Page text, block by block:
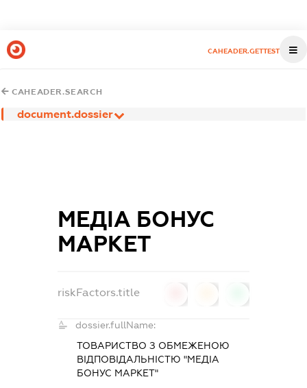
CAHEADER.GETTEST
CAHEADER.SEARCH
document.dossier
МЕДІА БОНУС
МАРКЕТ
riskFactors.title
dossier.fullName:
ТОВАРИСТВО З ОБМЕЖЕНОЮ
ВІДПОВІДАЛЬНІСТЮ "МЕДІА
БОНУС МАРКЕТ"